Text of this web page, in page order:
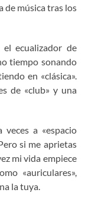
de música tras los
ecualizador de
tiempo sonando
en «clásica».
de «club» y una
a «espacio
si me aprietas
mi vida empiece
«auriculares»,
la tuya.